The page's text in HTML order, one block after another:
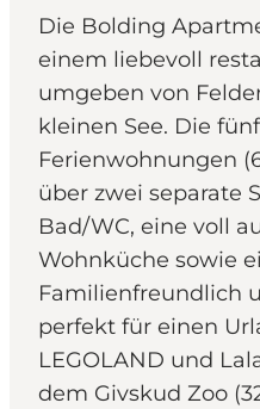
Die Bolding
einem liebevoll
umgeben von
kleinen See. Die
Ferienwohnungen
über zwei separate
Bad/WC, eine voll
Wohnküche sowie
Familienfreundlich
perfekt für einen
LEGOLAND und
dem Givskud Zoo